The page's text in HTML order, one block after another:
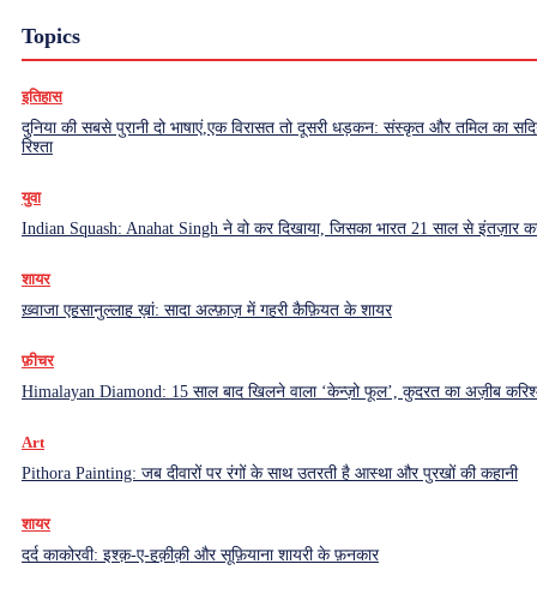
Topics
इतिहास
दुनिया की सबसे पुरानी दो भाषाएं,एक विरासत तो दूसरी धड़कन: संस्कृत और तमिल का
रिश्ता
युवा
Indian Squash: Anahat Singh ने वो कर दिखाया, जिसका भारत 21 साल से इंतज़ार
शायर
ख़्वाजा एहसानुल्लाह ख़ां: सादा अल्फ़ाज़ में गहरी कैफ़ियत के शायर
फ़ीचर
Himalayan Diamond: 15 साल बाद खिलने वाला ‘केन्ज़ो फूल’, कुदरत का अज़ीब
Art
Pithora Painting: जब दीवारों पर रंगों के साथ उतरती है आस्था और पुरखों की कहानी
शायर
दर्द काकोरवी: इश्क़-ए-हक़ीक़ी और सूफ़ियाना शायरी के फ़नकार